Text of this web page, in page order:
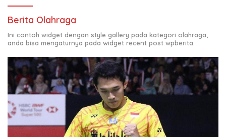
Berita Olahraga
Ini contoh widget dengan style gallery pada kategori olahraga,
anda bisa mengaturnya pada widget recent post wpberita.